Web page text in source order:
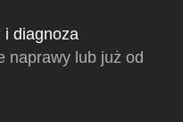
i diagnoza
naprawy lub już od